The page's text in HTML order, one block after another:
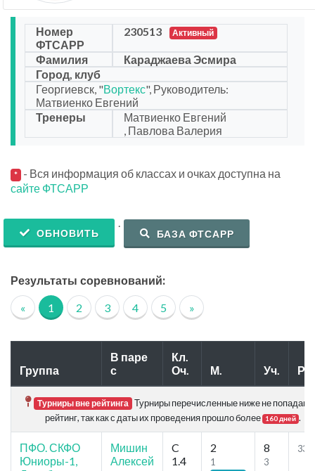
Номер
ФТСАРР
230513 Активный
Фамилия
Караджаева Эсмира
Город, клуб
Георгиевск, "Вортекс", Руководитель:
Матвиенко Евгений
Тренеры
Матвиенко Евгений
, Павлова Валерия
* - Вся информация об классах и очках доступна на
сайте ФТСАРР
ОБНОВИТЬ
.
БАЗА ФТСАРР
Результаты соревнований:
« 1 2 3 4 5 »
Группа
В паре
с
Кл.
Оч.
М. Уч. Р.
Турниры вне рейтинга Турниры перечисленные ниже не попадают
рейтинг, так как с даты их проведения прошло более 160 дней .
ПФО. СКФО
Юниоры-1,
Мишин
Алексей
C
1.4
2
1
8
3